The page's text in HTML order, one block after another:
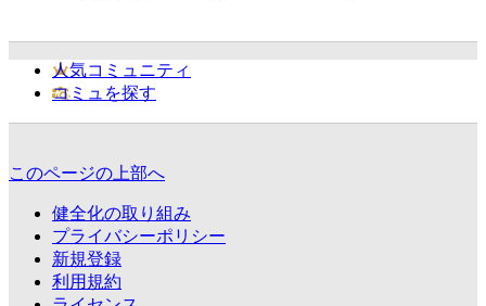
人気コミュニティ
コミュを探す
このページの上部へ
健全化の取り組み
プライバシーポリシー
新規登録
利用規約